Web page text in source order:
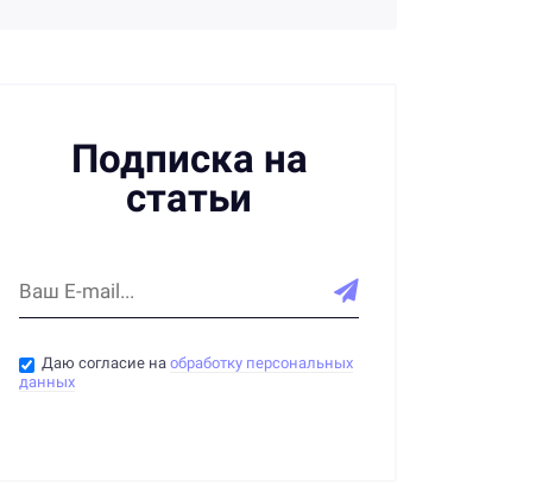
Подписка на
статьи
Даю согласие наобработку персональных
данных